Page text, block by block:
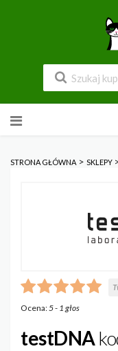
do
STRONA GŁÓWNA > SKLEPY
Ocena:5- 1 głos
testDNA